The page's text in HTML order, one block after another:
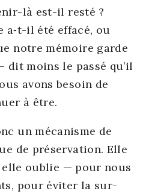
là est-il res­té ?
a‑t-il été effa­cé, ou
notre mémoire garde
moins le pas­sé qu’il
avons besoin de
à être.
un méca­nisme de
de pré­ser­va­tion. Elle
oublie — pour nous
pour évi­ter la sur­